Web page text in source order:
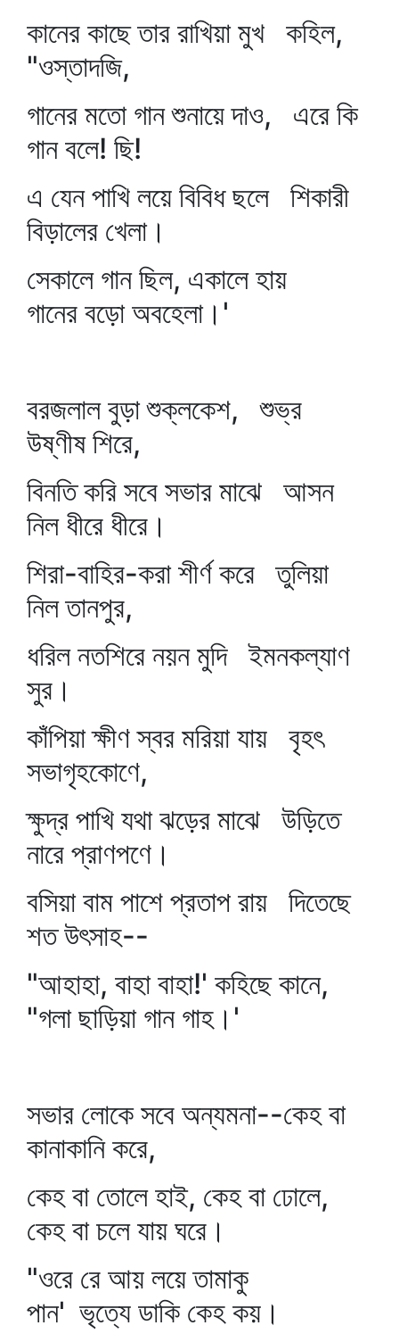
কানের কাছে তার রাখিয়া মুখ কহিল,
"ওস্তাদজি,
গানের মতো গান শুনায়ে দাও, এরে কি
গান বলে! ছি!
এ যেন পাখি লয়ে বিবিধ ছলে শিকারী
বিড়ালের খেলা।
সেকালে গান ছিল, একালে হায়
গানের বড়ো অবহেলা।'
বরজলাল বুড়া শুক্লকেশ, শুভ্র
উষ্ণীষ শিরে,
বিনতি করি সবে সভার মাঝে আসন
নিল ধীরে ধীরে।
শিরা-বাহির-করা শীর্ণ করে তুলিয়া
নিল তানপুর,
ধরিল নতশিরে নয়ন মুদি ইমনকল্যাণ
সুর।
কাঁপিয়া ক্ষীণ স্বর মরিয়া যায় বৃহৎ
সভাগৃহকোণে,
ক্ষুদ্র পাখি যথা ঝড়ের মাঝে উড়িতে
নারে প্রাণপণে।
বসিয়া বাম পাশে প্রতাপ রায় দিতেছে
শত উৎসাহ--
"আহাহা, বাহা বাহা!' কহিছে কানে,
"গলা ছাড়িয়া গান গাহ।'
সভার লোকে সবে অন্যমনা--কেহ বা
কানাকানি করে,
কেহ বা তোলে হাই, কেহ বা ঢোলে,
কেহ বা চলে যায় ঘরে।
"ওরে রে আয় লয়ে তামাকু
পান' ভৃত্যে ডাকি কেহ কয়।